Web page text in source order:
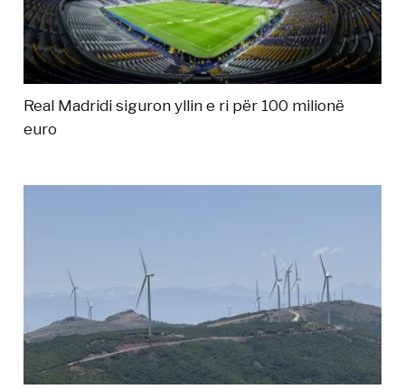
Real Madridi siguron yllin e ri për 100 milionë
euro